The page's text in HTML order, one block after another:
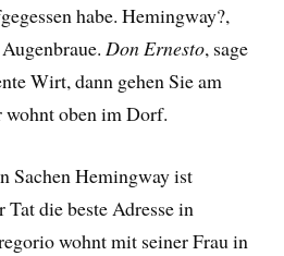
habe. Hemingway?,
Don Ernesto, sage
Wirt, dann gehen Sie am
wohnt oben im Dorf.
Sachen Hemingway ist
die beste Adresse in
wohnt mit seiner Frau in